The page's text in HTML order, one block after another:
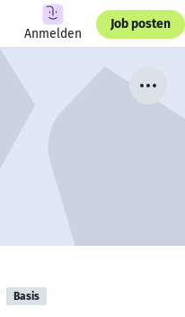
Anmelden
Job posten
Basis